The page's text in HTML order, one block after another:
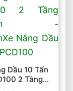
Dầu 10 Tấn
2 Tầng